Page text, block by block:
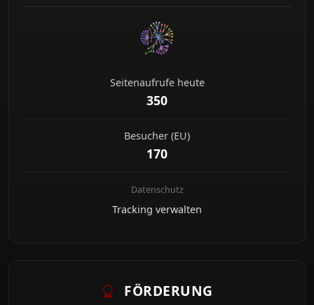
Seitenaufrufe heute
350
Besucher (EU)
170
Datenschutz
Tracking verwalten
FÖRDERUNG